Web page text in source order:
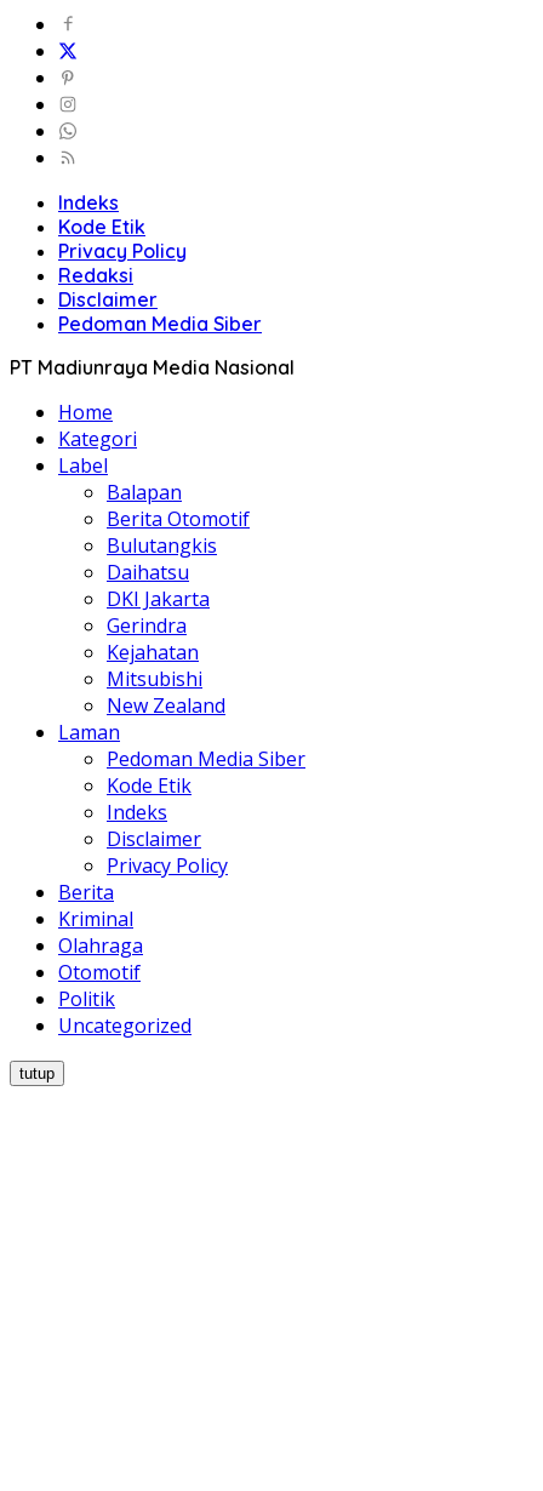
Indeks
Kode Etik
Privacy Policy
Redaksi
Disclaimer
Pedoman Media Siber
PT Madiunraya Media Nasional
Home
Kategori
Label
Balapan
Berita Otomotif
Bulutangkis
Daihatsu
DKI Jakarta
Gerindra
Kejahatan
Mitsubishi
New Zealand
Laman
Pedoman Media Siber
Kode Etik
Indeks
Disclaimer
Privacy Policy
Berita
Kriminal
Olahraga
Otomotif
Politik
Uncategorized
tutup